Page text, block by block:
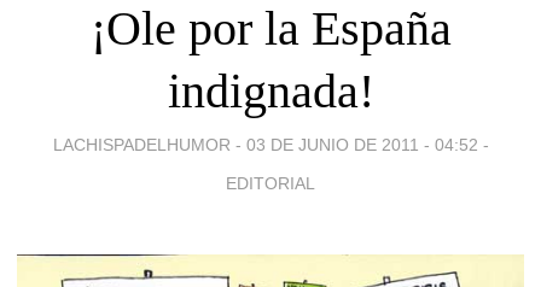
¡Ole por la España
indignada!
LACHISPADELHUMOR - 03 DE JUNIO DE 2011 - 04:52 -
EDITORIAL